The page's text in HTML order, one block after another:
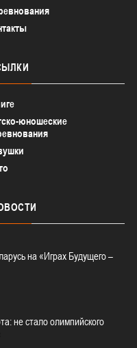
юношеские
на «Играх Будущего –
не стало олимпийского